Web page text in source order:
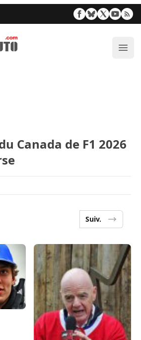
Canada de F1 2026
Suiv.